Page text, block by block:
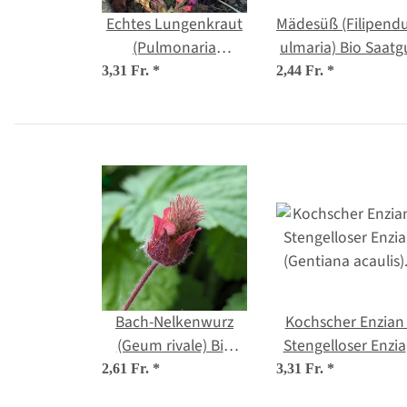
Echtes Lungenkraut
(Pulmonaria
officinalis) Bio
3,31 Fr. *
Mädesüß
ulmaria) Bio
2,44 Fr. *
Bach-Nelkenwurz
(Geum rivale) Bio
Saatgut
2,61 Fr. *
Kochscher
Stengelloser
(Gentiana acaulis)
3,31 Fr. *